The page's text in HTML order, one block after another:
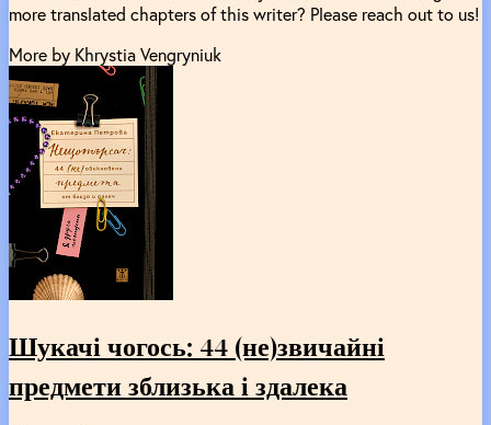
more translated chapters of this writer? Please reach out to us!
More by Khrystia Vengryniuk
Шукачі чогось: 44 (не)звичайні
предмети зблизька і здалека